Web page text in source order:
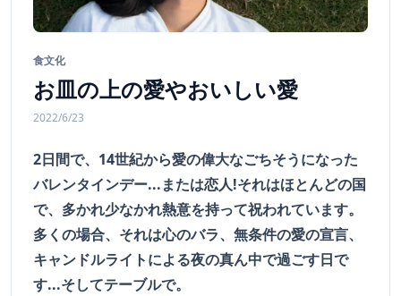
食文化
お皿の上の愛やおいしい愛
2022/6/23
2日間で、14世紀から愛の偉大なごちそうになった
バレンタインデー...または恋人!それはほとんどの国
で、多かれ少なかれ熱意を持って祝われています。
多くの場合、それは心のバラ、無条件の愛の宣言、
キャンドルライトによる夜の真ん中で過ごす日で
す...そしてテーブルで。